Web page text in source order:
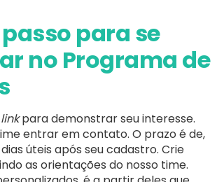
para se
no Programa de
linkpara demonstrar seu interesse.
entrar em contato. O prazo é de,
úteis após seu cadastro. Crie
as orientações do nosso time.